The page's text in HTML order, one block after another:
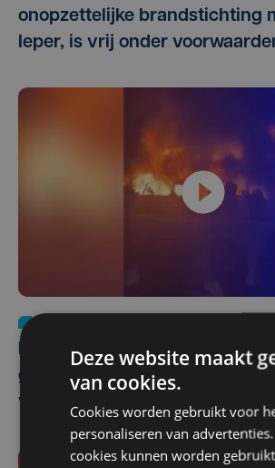
onopzettelijke brandstichting
Ieper, is vrij onder
Brugse burgemeester
geen supportersbussen meer
voor Europese wedstrijden
Deze website maakt
van cookies.
Cookies worden gebruikt voor
personaliseren van
cookies kunnen worden